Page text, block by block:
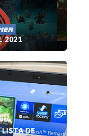
2021
DE